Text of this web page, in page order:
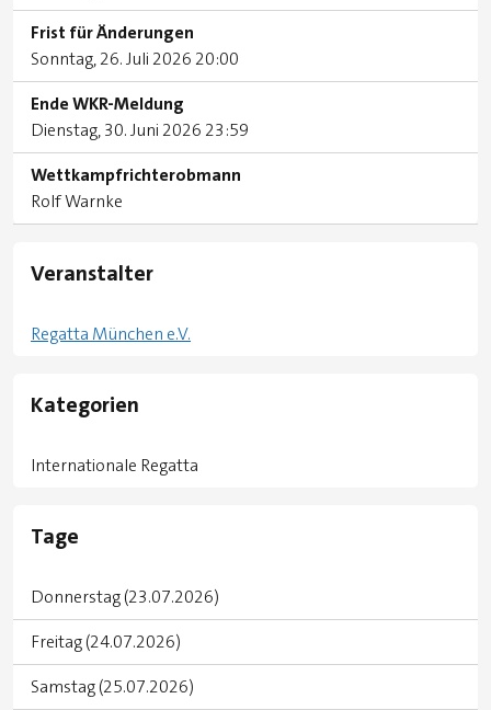
Frist für Änderungen
Sonntag, 26. Juli 2026 20:00
Ende WKR-Meldung
Dienstag, 30. Juni 2026 23:59
Wettkampfrichterobmann
Rolf Warnke
Veranstalter
Regatta München e.V.
Kategorien
Internationale Regatta
Tage
Donnerstag (23.07.2026)
Freitag (24.07.2026)
Samstag (25.07.2026)